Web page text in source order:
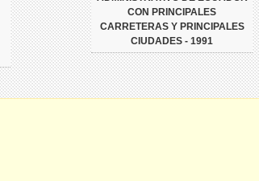
CON PRINCIPALES
CARRETERAS Y PRINCIPALES
CIUDADES - 1991